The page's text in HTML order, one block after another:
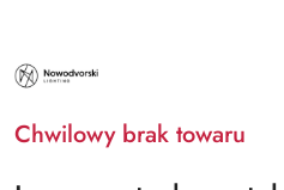
NAZWA
PRODUCENTA:
LIGHTING
Chwilowy brak towaru